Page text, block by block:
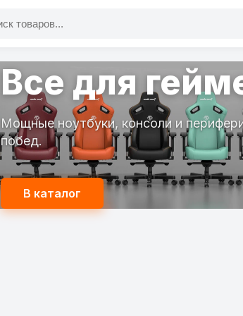
Все для
Мощные ноутбуки, консоли и
побед.
В каталог